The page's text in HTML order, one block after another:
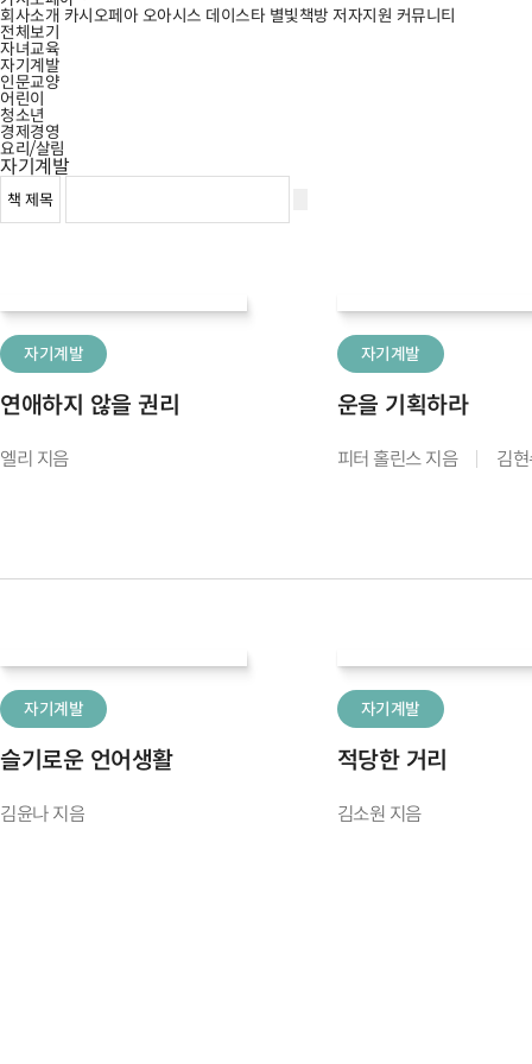
회사소개 카시오페아 오아시스 데이스타 별빛책방 저자지원 커뮤니티
전체보기
자녀교육
자기계발
인문교양
어린이
청소년
경제경영
요리/살림
자기계발
자기계발
연애하지 않을 권리
엘리 지음
자기계발
운을 기획하라
피터 홀린스 지음 김
자기계발
슬기로운 언어생활
김윤나 지음
자기계발
적당한 거리
김소원 지음